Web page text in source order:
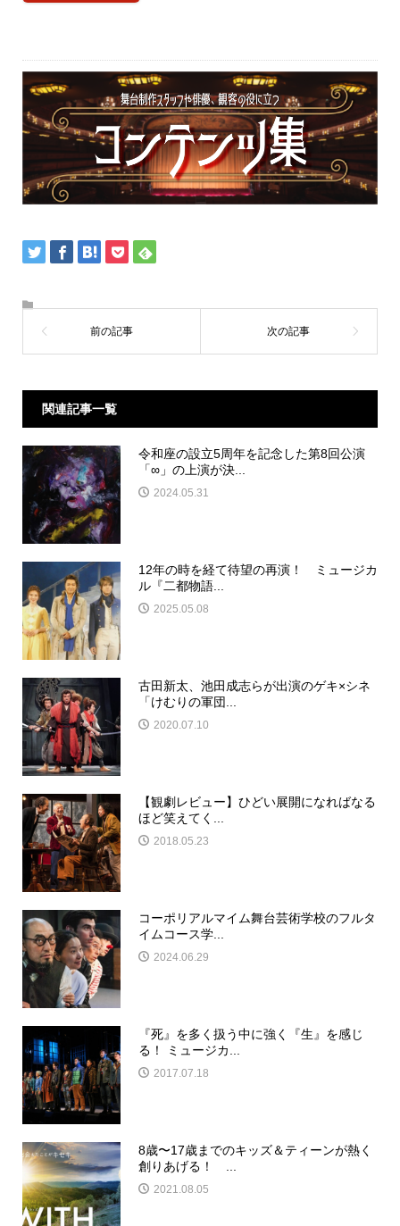
関連記事一覧
令和座の設立5周年を記念した第8回公演
「∞」の上演が決...
2024.05.31
12年の時を経て待望の再演！ ミュージカ
ル『二都物語...
2025.05.08
古田新太、池田成志らが出演のゲキ×シネ
「けむりの軍団...
2020.07.10
【観劇レビュー】ひどい展開になればなる
ほど笑えてく...
2018.05.23
コーポリアルマイム舞台芸術学校のフルタ
イムコース学...
2024.06.29
『死』を多く扱う中に強く『生』を感じ
る！ ミュージカ...
2017.07.18
8歳〜17歳までのキッズ＆ティーンが熱く
創りあげる！ ...
2021.08.05